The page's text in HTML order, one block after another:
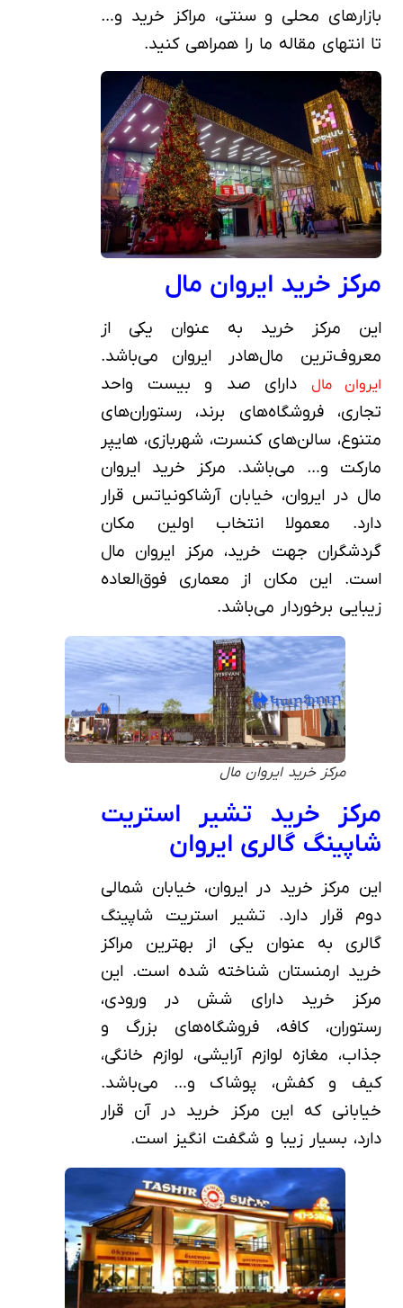
بازارهای محلی و سنتی، مراکز خرید و…
تا انتهای مقاله ما را همراهی کنید.
مرکز خرید ایروان مال
این مرکز خرید به عنوان یکی از
معروف‌ترین مال‌‌هادر ایروان می‌باشد.
ایروان مال
دارای صد و بیست واحد
تجاری، فروشگاه‌های برند، رستوران‌های
متنوع، سالن‌های کنسرت، شهربازی، هایپر
مارکت و… می‌باشد. مرکز خرید ایروان
مال در ایروان، خیابان آرشاکونیاتس قرار
دارد. معمولا انتخاب اولین مکان
گردشگران جهت خرید، مرکز ایروان مال
است. این مکان از معماری فوق‌العاده
زیبایی برخوردار می‌باشد.
مرکز خرید ایروان مال
مرکز خرید تشیر استریت
شاپینگ گالری ایروان
این مرکز خرید در ایروان، خیابان شمالی
دوم قرار دارد. تشیر استریت شاپینگ
گالری به عنوان یکی از بهترین مراکز
خرید ارمنستان شناخته شده است. این
مرکز خرید دارای شش در ورودی،
رستوران، کافه، فروشگاه‌های بزرگ و
جذاب، مغازه لوازم آرایشی، لوازم خانگی،
کیف و کفش، پوشاک و… می‌باشد.
خیابانی که این مرکز خرید در آن قرار
دارد، بسیار زیبا و شگفت انگیز است.